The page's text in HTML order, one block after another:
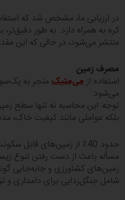
در ارزیابی ما، مشخص شد که
کره به همراه دارد. به طور دقیق‌تر،
منتشر می‌شود، در حالی که این مقدار برای کره
مصرف زمین
استفاده ازمی‌متیک منجر به
می‌شود.
توجه: این محاسبه نه تنها سطح
بلکه عواملی مانند کیفیت خاک،
حدود 40٪ از زمین‌های قابل
مسأله باعث از دست رفتن تنوع
زمین‌های کشاورزی و جابه‌جایی
شامل جنگل‌زدایی برای دامداری